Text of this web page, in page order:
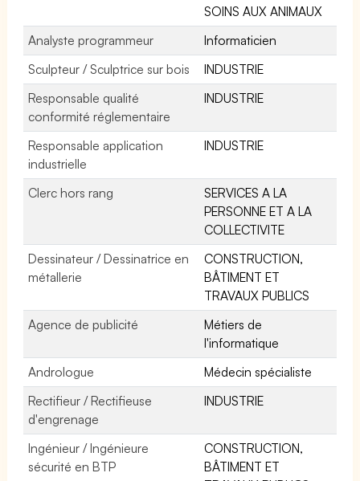
SOINS AUX ANIMAUX
Analyste programmeur
Informaticien
Sculpteur / Sculptrice sur bois
INDUSTRIE
Responsable qualité
conformité réglementaire
INDUSTRIE
Responsable application
industrielle
INDUSTRIE
Clerc hors rang
SERVICES A LA
PERSONNE ET A LA
COLLECTIVITE
Dessinateur / Dessinatrice en
métallerie
CONSTRUCTION,
BÂTIMENT ET
TRAVAUX PUBLICS
Agence de publicité
Métiers de
l'informatique
Andrologue
Médecin spécialiste
Rectifieur / Rectifieuse
d'engrenage
INDUSTRIE
Ingénieur / Ingénieure
sécurité en BTP
CONSTRUCTION,
BÂTIMENT ET